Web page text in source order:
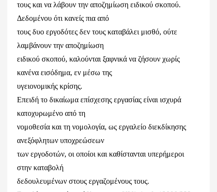
τους και να λάβουν την αποζημίωση ειδικού σκοπού.
Δεδομένου ότι κανείς πια από
τους δυο εργοδότες δεν τους καταβάλει μισθό, ούτε
λαμβάνουν την αποζημίωση
ειδικού σκοπού, καλούνται ξαφνικά να ζήσουν χωρίς
κανένα εισόδημα, εν μέσω της
υγειονομικής κρίσης.
Επειδή το δικαίωμα επίσχεσης εργασίας είναι ισχυρά
κατοχυρωμένο από τη
νομοθεσία και τη νομολογία, ως εργαλείο διεκδίκησης
ανεξόφλητων υποχρεώσεων
των εργοδοτών, οι οποίοι και καθίστανται υπερήμεροι
στην καταβολή
δεδουλευμένων στους εργαζομένους τους.